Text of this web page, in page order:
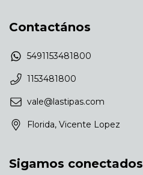
Contactános
5491153481800
1153481800
vale@lastipas.com
Florida, Vicente Lopez
Sigamos conectados